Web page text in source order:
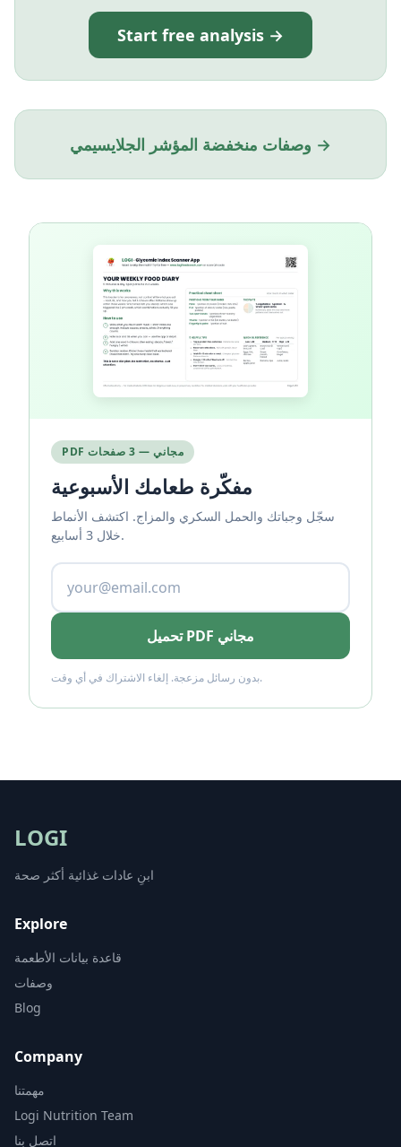
Start free analysis →
وصفات منخفضة المؤشر الجلايسيمي →
PDF مجاني — 3 صفحات
مفكّرة طعامك الأسبوعية
سجّل وجباتك والحمل السكري والمزاج. اكتشف الأنماط
خلال 3 أسابيع.
تحميل PDF مجاني
بدون رسائل مزعجة. إلغاء الاشتراك في أي وقت.
LOGI
ابنِ عادات غذائية أكثر صحة
Explore
قاعدة بيانات الأطعمة
وصفات
Blog
Company
مهمتنا
Logi Nutrition Team
اتصل بنا